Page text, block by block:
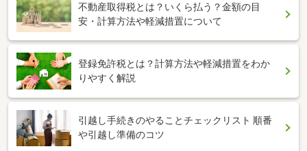
不動産取得税とは？いくら払う？金額の目
安・計算方法や軽減措置について
登録免許税とは？計算方法や軽減措置をわか
りやすく解説
引越し手続きのやることチェックリスト 順番
や引越し準備のコツ